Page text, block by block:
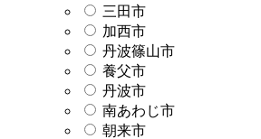
三田市
加西市
丹波篠山市
養父市
丹波市
南あわじ市
朝来市